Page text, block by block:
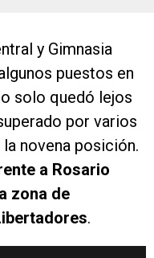
y Gimnasia
puestos en
solo quedó lejos
por varios
novena posición.
a Rosario
zona de
.